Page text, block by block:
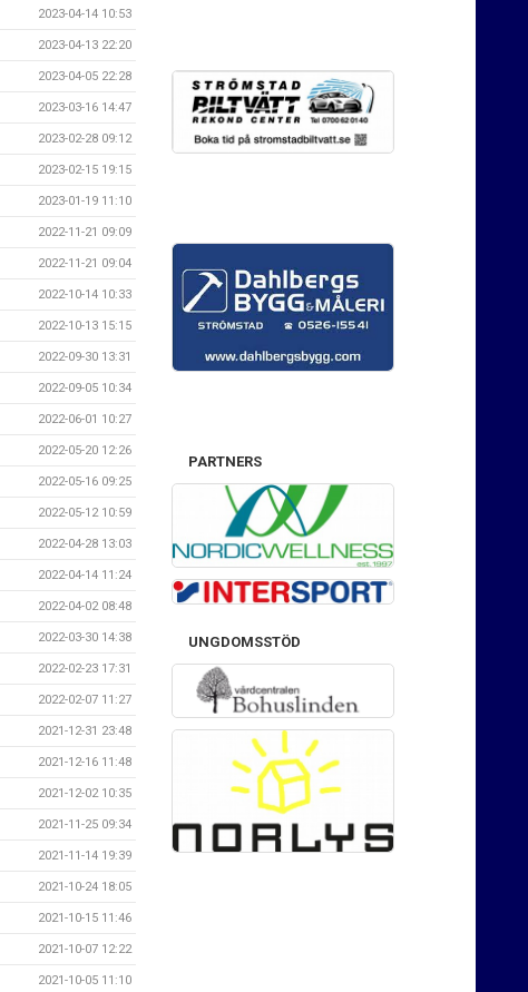
2023-04-14 10:53
2023-04-13 22:20
2023-04-05 22:28
2023-03-16 14:47
2023-02-28 09:12
2023-02-15 19:15
2023-01-19 11:10
2022-11-21 09:09
2022-11-21 09:04
2022-10-14 10:33
2022-10-13 15:15
2022-09-30 13:31
2022-09-05 10:34
2022-06-01 10:27
2022-05-20 12:26
2022-05-16 09:25
2022-05-12 10:59
2022-04-28 13:03
2022-04-14 11:24
2022-04-02 08:48
2022-03-30 14:38
2022-02-23 17:31
2022-02-07 11:27
2021-12-31 23:48
2021-12-16 11:48
2021-12-02 10:35
2021-11-25 09:34
2021-11-14 19:39
2021-10-24 18:05
2021-10-15 11:46
2021-10-07 12:22
2021-10-05 11:10
PARTNERS
UNGDOMSSTÖD